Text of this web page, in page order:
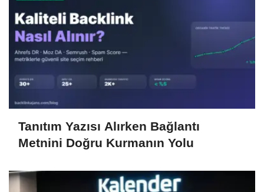
Tanıtım Yazısı Alırken Bağlantı
Metnini Doğru Kurmanın Yolu